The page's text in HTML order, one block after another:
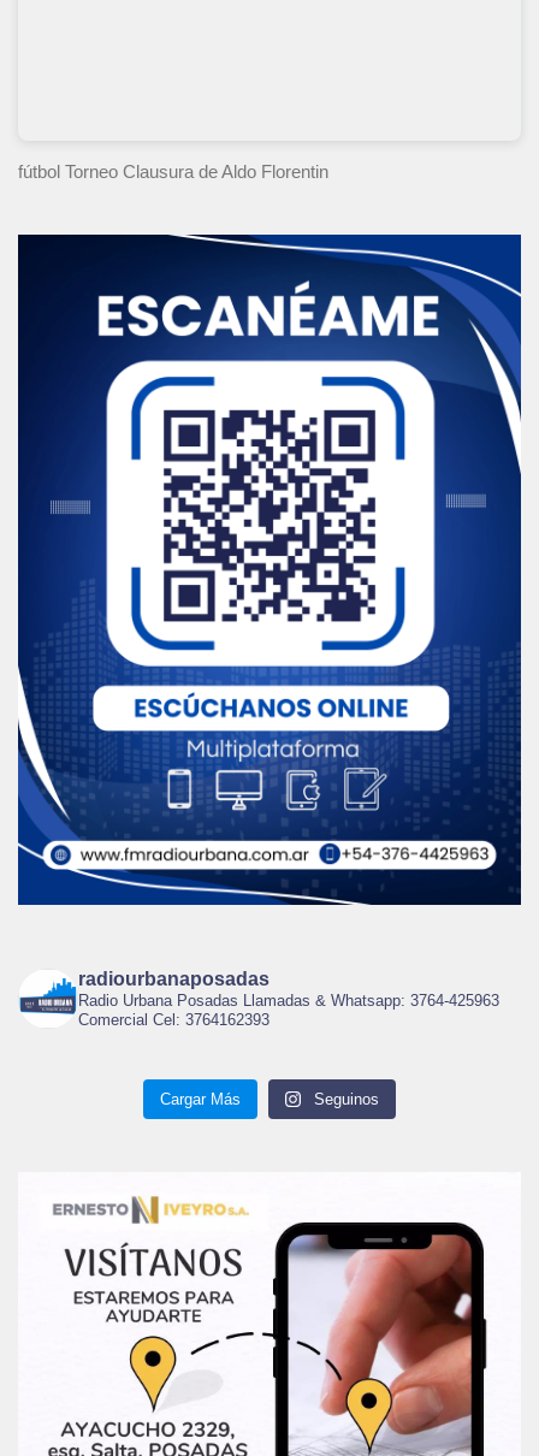
fútbol Torneo Clausura de Aldo Florentin
radiourbanaposadas
Radio Urbana Posadas Llamadas & Whatsapp: 3764-425963
Comercial Cel: 3764162393
Cargar Más Seguinos